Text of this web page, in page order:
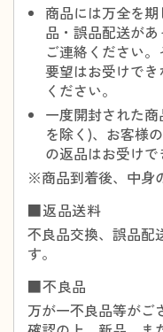
商品には万全を
品・誤品配送が
ご連絡ください
要望はお受けで
ください。
一度開封された
を除く)、お客様
の返品はお受けで
※商品到着後、中身
■返品送料
不良品交換、誤品配
す。
■不良品
万が一不良品等がご